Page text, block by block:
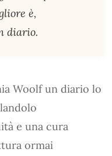
è,
diario.
Woolf un diario lo
e una cura
ormai